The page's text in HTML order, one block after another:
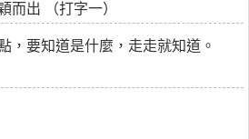
而出 （打字一）
，要知道是什麼，走走就知道。